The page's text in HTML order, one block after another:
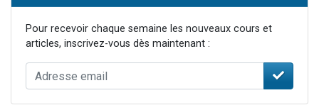
Pour recevoir chaque semaine les nouveaux cours et
articles, inscrivez-vous dès maintenant :